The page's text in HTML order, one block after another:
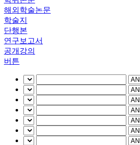
해외학술논문
학술지
단행본
연구보고서
공개강의
버튼